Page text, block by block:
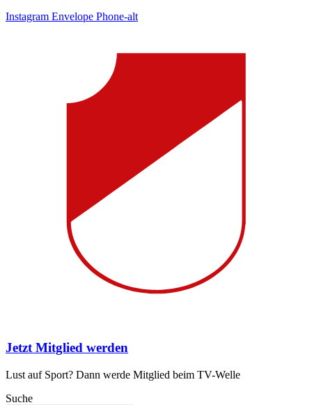
Instagram Envelope Phone-alt
Jetzt Mitglied werden
Lust auf Sport? Dann werde Mitglied beim TV-Welle
Suche